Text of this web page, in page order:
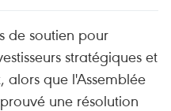
de soutien pour
stratégiques et
alors que l'Assemblée
une résolution